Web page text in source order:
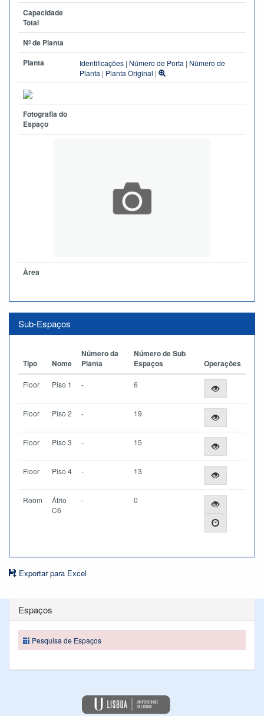
Capacidade
Total
Nº de Planta
Planta
Identificações | Número de Porta | Número de
Planta | Planta Original |
Fotografia do
Espaço
Àrea
Sub-Espaços
Tipo Nome
Número da
Planta
Número de Sub
Espaços
Operações
Floor Piso 1 - 6
Floor Piso 2 - 19
Floor Piso 3 - 15
Floor Piso 4 - 13
Room
Átrio
C6
- 0
Exportar para Excel
Espaços
Pesquisa de Espaços